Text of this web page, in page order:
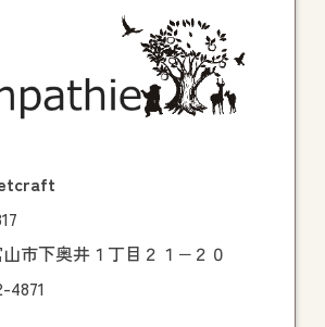
市下奥井１丁目２１−２０
4871